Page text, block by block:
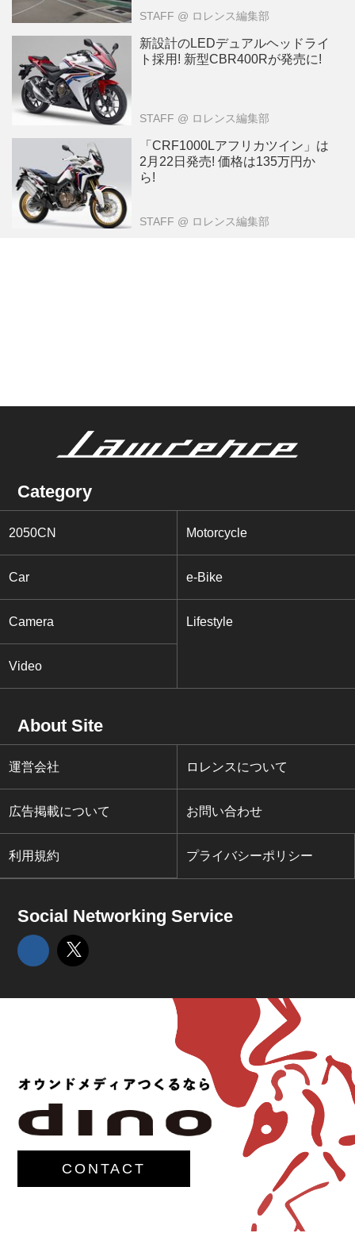
STAFF @ ロレンス編集部
新設計のLEDデュアルヘッドライ
ト採用! 新型CBR400Rが発売に!
STAFF @ ロレンス編集部
「CRF1000Lアフリカツイン」は
2月22日発売! 価格は135万円か
ら!
STAFF @ ロレンス編集部
Category
2050CN Motorcycle
Car e-Bike
Camera Lifestyle
Video
About Site
運営会社 ロレンスについて
広告掲載について お問い合わせ
利用規約 プライバシーポリシー
Social Networking Service
CONTACT